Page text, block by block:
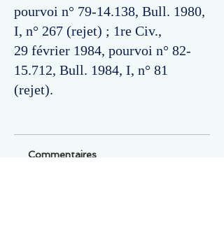
pourvoi n° 79-14.138, Bull. 1980,
I, n° 267 (rejet) ; 1re Civ.,
29 février 1984, pourvoi n° 82-
15.712, Bull. 1984, I, n° 81
(rejet).
Commentaires